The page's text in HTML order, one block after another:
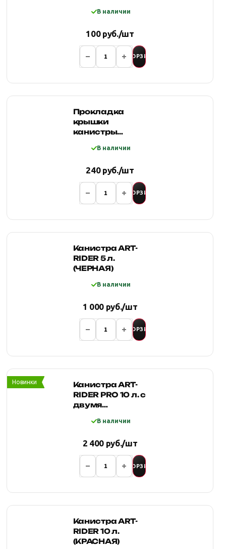
(крышка
отверстия)
В наличии
100 руб./шт
В КОРЗИНУ
Прокладка
крышки
канистры
заливным
OD=48mm
В наличии
240 руб./шт
В КОРЗИНУ
Канистра ART-
RIDER 5 л.
(ЧЕРНАЯ)
В наличии
1 000 руб./шт
В КОРЗИНУ
Новинки
Канистра ART-
RIDER PRO 10 л. с
двумя
заправочным
В наличии
2 400 руб./шт
В КОРЗИНУ
Канистра ART-
RIDER 10 л.
(КРАСНАЯ)